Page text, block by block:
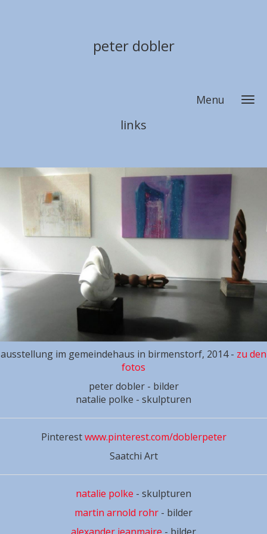
peter dobler
Menu
links
ausstellung im gemeindehaus in birmenstorf, 2014 - zu den
fotos
peter dobler - bilder
natalie polke - skulpturen
Pinterestwww.pinterest.com/doblerpeter
Saatchi Art
natalie polke - skulpturen
martin arnold rohr - bilder